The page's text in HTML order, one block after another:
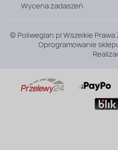
Wycena zadaszeń
© Poliweglan.pl Wszelkie
Oprogramowanie